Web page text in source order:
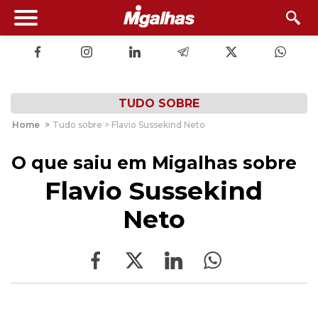
TUDO SOBRE
Home > Tudo sobre > Flavio Sussekind Neto
O que saiu em Migalhas sobre
Flavio Sussekind
Neto